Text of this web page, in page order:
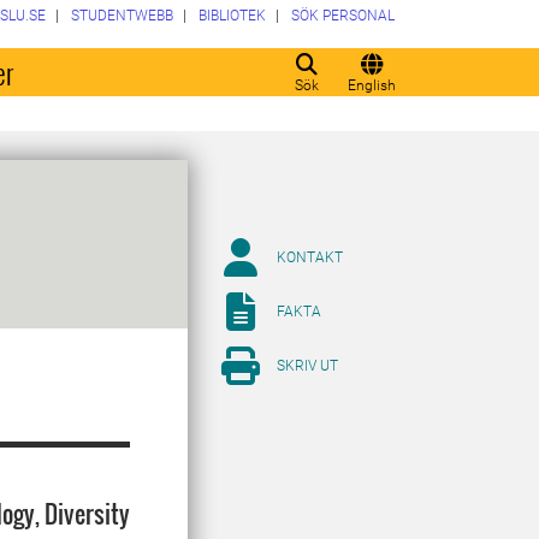
Sök English
SLU.SE STUDENTWEBB BIBLIOTEK SÖK PERSONAL
Diversity
KONTAKT
FAKTA
SKRIV UT